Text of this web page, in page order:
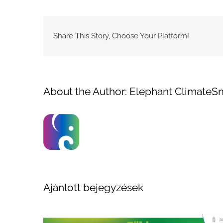
Share This Story, Choose Your Platform!
About the Author: Elephant
Ajánlott bejegyzések